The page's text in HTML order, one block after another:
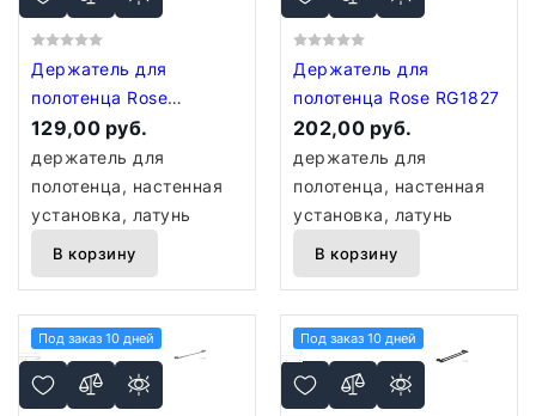
Держатель для
полотенца Rose
RG1817H
129,00 руб.
держатель для
полотенца, настенная
установка, латунь
В корзину
Держатель для
полотенца Rose RG1827
202,00 руб.
держатель для
полотенца, настенная
установка, латунь
В корзину
Под заказ 10 дней Под заказ 10 дней